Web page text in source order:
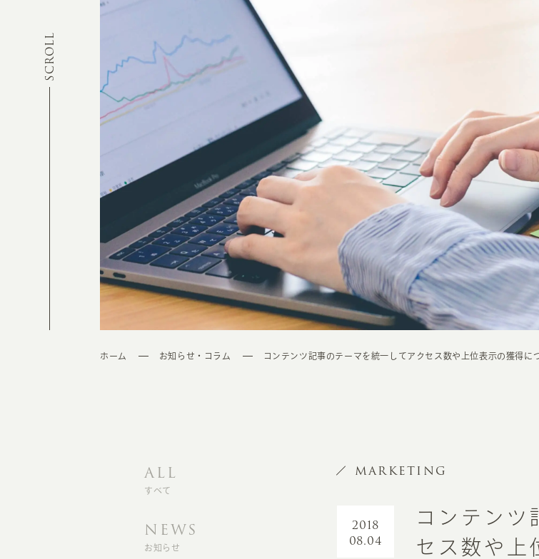
SCROLL
ホーム お知らせ・コラム コンテンツ記事のテーマを統一してアクセス数や上位表示の獲得に
ALL
すべて
NEWS
お知らせ
MARKETING
コンテンツ
セス数や上
2018
08.04